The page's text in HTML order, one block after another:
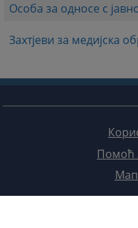
Особа за односе с
Захтјеви за медијска
Помоћ